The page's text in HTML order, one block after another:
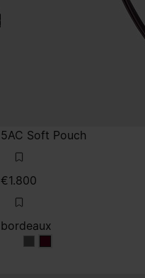
5AC Soft Pouch
€1.800
bordeaux
bordeaux
bordeaux